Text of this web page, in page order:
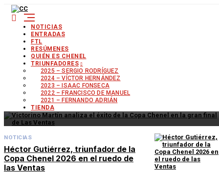
NOTICIAS
ENTRADAS
FTL
RESÚMENES
QUIÉN ES CHENEL
TRIUNFADORES
2025 – SERGIO RODRÍGUEZ
2024 – VÍCTOR HERNÁNDEZ
2023 – ISAAC FONSECA
2022 – FRANCISCO DE MANUEL
2021 – FERNANDO ADRIÁN
TIENDA
NOTICIAS
Victorino Martín analiza el éxito de la Copa
Chenel en la gran final de Las Ventas
NOTICIAS
Héctor Gutiérrez, triunfador de la
Copa Chenel 2026 en el ruedo de
las Ventas